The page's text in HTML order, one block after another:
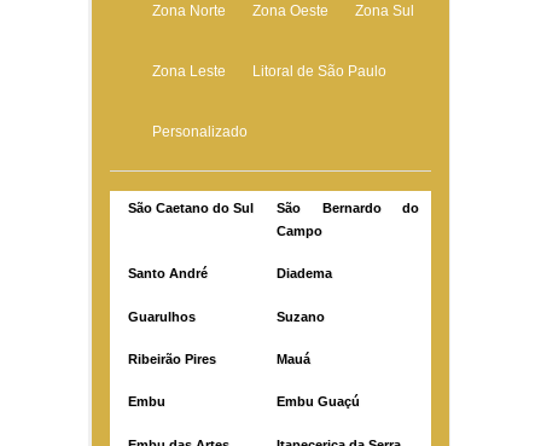
Zona Norte Zona Oeste Zona Sul
Zona Leste Litoral de São Paulo
Personalizado
São Caetano do Sul
São Bernardo do
Campo
Santo André Diadema
Guarulhos Suzano
Ribeirão Pires Mauá
Embu Embu Guaçú